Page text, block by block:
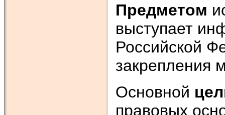
Предметом
выступает
Российской
закрепления
Основной
правовых